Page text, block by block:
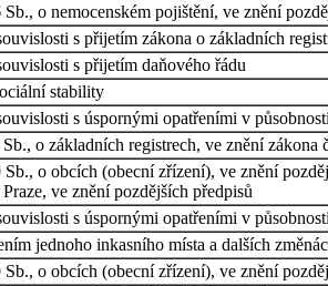
o nemocenském pojištění, ve znění
s přijetím zákona o základních
s přijetím daňového řádu
stability
s úspornými opatřeními v
o základních registrech, ve znění
o obcích (obecní zřízení), ve znění
ve znění pozdějších předpisů
s úspornými opatřeními v
jednoho inkasního místa a dalších
o obcích (obecní zřízení), ve znění